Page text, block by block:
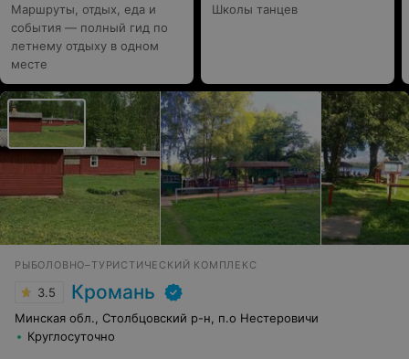
Маршруты, отдых, еда и
события — полный гид по
летнему отдыху в одном
месте
Школы танцев
РЫБОЛОВНО–ТУРИСТИЧЕСКИЙ КОМПЛЕКС
3.5 Кромань
Минская обл., Столбцовский р-н, п.о Нестеровичи
Круглосуточно